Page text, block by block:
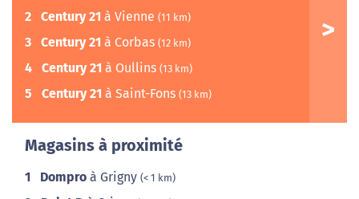
2 Century 21 à Vienne (11 km)
3 Century 21 à Corbas (12 km)
4 Century 21 à Oullins (13 km)
5 Century 21 à Saint-Fons (13 km)
Magasins à proximité
1 Dompro à Grigny (< 1 km)